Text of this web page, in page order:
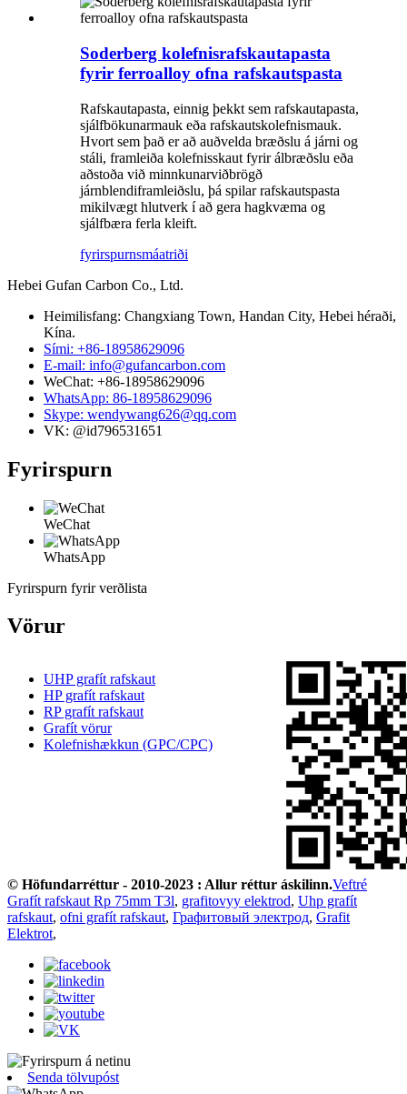
Soderberg kolefnisrafskautapasta
fyrir ferroalloy ofna rafskautspasta
Rafskautapasta, einnig þekkt sem rafskautapasta,
sjálfbökunarmauk eða rafskautskolefnismauk.
Hvort sem það er að auðvelda bræðslu á járni og
stáli, framleiða kolefnisskaut fyrir álbræðslu eða
aðstoða við minnkunarviðbrögð
járnblendiframleiðslu, þá spilar rafskautspasta
mikilvægt hlutverk í að gera hagkvæma og
sjálfbæra ferla kleift.
fyrirspurnsmáatriði
Hebei Gufan Carbon Co., Ltd.
Heimilisfang: Changxiang Town, Handan City, Hebei héraði,
Kína.
Sími: +86-18958629096
E-mail: info@gufancarbon.com
WeChat: +86-18958629096
WhatsApp: 86-18958629096
Skype: wendywang626@qq.com
VK: @id796531651
Fyrirspurn
WeChat
WhatsApp
Fyrirspurn fyrir verðlista
Vörur
UHP grafít rafskaut
HP grafít rafskaut
RP grafít rafskaut
Grafít vörur
Kolefnishækkun (GPC/CPC)
© Höfundarréttur - 2010-2023 : Allur réttur áskilinn.Veftré
Grafít rafskaut Rp 75mm T3l, grafitovyy elektrod, Uhp grafít
rafskaut, ofni grafít rafskaut, Графитовый электрод, Grafit
Elektrot,
Senda tölvupóst